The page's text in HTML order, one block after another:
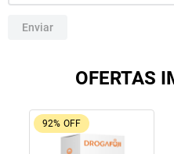
Enviar
OFERTAS
92% OFF
10º fraldas geriátricas